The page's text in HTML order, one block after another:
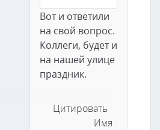
Вот и ответили
на свой вопрос.
Коллеги, будет и
на нашей улице
праздник.
Цитировать
Имя